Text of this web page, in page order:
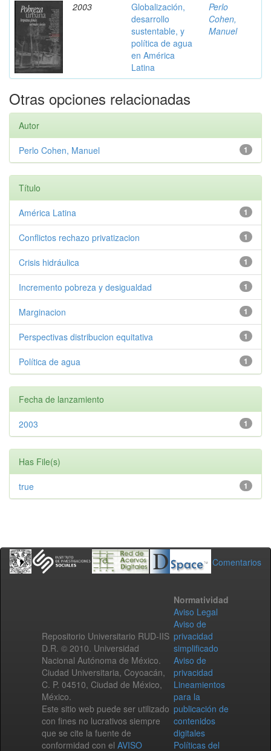
2003
Globalización,
desarrollo
sustentable, y
política de agua
en América
Latina
Perlo
Cohen,
Manuel
Otras opciones relacionadas
Autor
1
Perlo Cohen, Manuel
Título
1
América Latina
1
Conflictos rechazo privatizacion
1
Crisis hidráulica
1
Incremento pobreza y desigualdad
1
Marginacion
1
Perspectivas distribucion equitativa
1
Política de agua
Fecha de lanzamiento
1
2003
Has File(s)
1
true
Comentarios
Repositorio Universitario RUD-IIS
D.R. © 2010. Universidad
Nacional Autónoma de México.
Ciudad Universitaria, Coyoacán,
C. P. 04510, Ciudad de México,
México.
Este sitio web puede ser utilizado
con fines no lucrativos siempre
que se cite la fuente de
conformidad con el AVISO
Normatividad
Aviso Legal
Aviso de
privacidad
simplificado
Aviso de
privacidad
Lineamientos
para la
publicación de
contenidos
digitales
Políticas del